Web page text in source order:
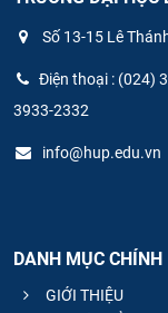
Số 13-15 Lê
Điện thoại : (024)
3933-2332
info@hup.edu.vn
DANH MỤC CHÍNH
GIỚI THIỆU